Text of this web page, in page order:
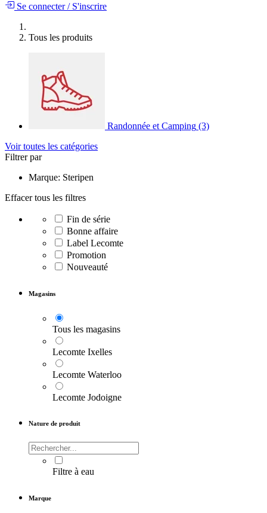
Se connecter/S'inscrire
Tous les produits
Randonnée et Camping (3)
Voir toutes les catégories
Filtrer par
Marque: Steripen
Effacer tous les filtres
Fin de série
Bonne affaire
Label Lecomte
Promotion
Nouveauté
Magasins
Tous les magasins
Lecomte Ixelles
Lecomte Waterloo
Lecomte Jodoigne
Nature de produit
Filtre à eau
Marque